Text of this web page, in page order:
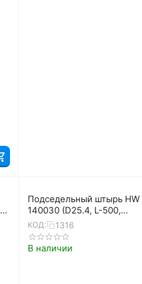
Подседельный штырь HW
140030 (D25.4, L-500,
сталь)
КОД: 1316
В наличии